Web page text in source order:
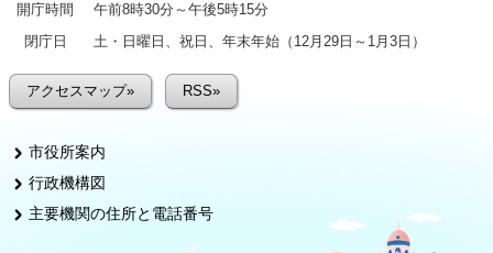
開庁時間
午前8時30分～午後5時15分
閉庁日
土・日曜日、祝日、年末年始（12月29日～1月3日）
アクセスマップ» RSS»
市役所案内
行政機構図
主要機関の住所と電話番号